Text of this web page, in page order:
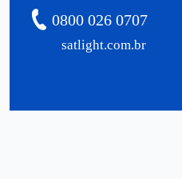
satlight.com.br
0800 026 0707